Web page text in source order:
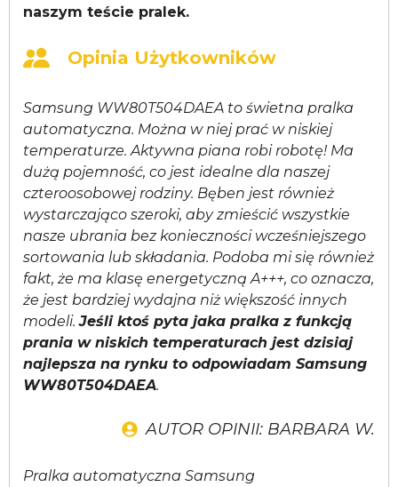
naszym teście pralek.
Opinia Użytkowników
Samsung WW80T504DAEA to świetna pralka
automatyczna. Można w niej prać w niskiej
temperaturze. Aktywna piana robi robotę! Ma
dużą pojemność, co jest idealne dla naszej
czteroosobowej rodziny. Bęben jest również
wystarczająco szeroki, aby zmieścić wszystkie
nasze ubrania bez konieczności wcześniejszego
sortowania lub składania. Podoba mi się również
fakt, że ma klasę energetyczną A+++, co oznacza,
że jest bardziej wydajna niż większość innych
modeli.Jeśli ktoś pyta jaka pralka z funkcją
prania w niskich temperaturach jest dzisiaj
najlepsza na rynku to odpowiadam Samsung
WW80T504DAEA.
AUTOR OPINII: BARBARA W.
Pralka automatyczna Samsung